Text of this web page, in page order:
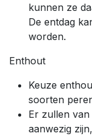
kunnen ze
De entdag
worden.
Enthout
Keuze
soorten
Er zullen
aanwezig